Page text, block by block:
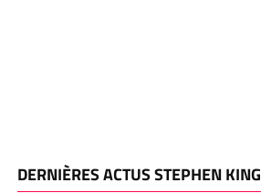
DERNIÈRES ACTUS STEPHEN KING